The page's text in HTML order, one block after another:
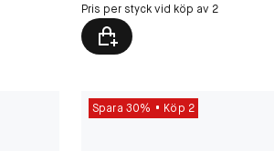
Pris per styck vid köp av 2
Spara 30% Köp 2